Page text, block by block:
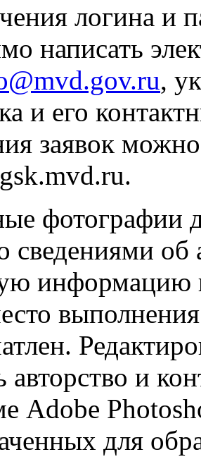
логина и
написать
,
и его
заявок
фотографии
сведениями об
информацию
авторство и
Adobe
для